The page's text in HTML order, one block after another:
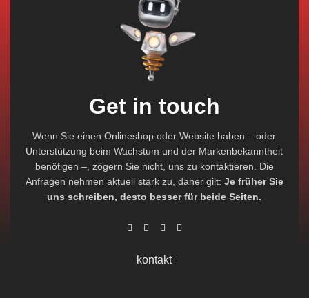
Get in touch
Wenn Sie einen Onlineshop oder Website haben – oder
Unterstützung beim Wachstum und der Markenbekanntheit
benötigen –, zögern Sie nicht, uns zu kontaktieren. Die
Anfragen nehmen aktuell stark zu, daher gilt: Je früher Sie
uns schreiben, desto besser für beide Seiten.
kontakt